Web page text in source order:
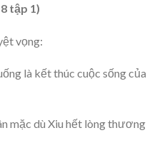
tập 1)
vọng:
là kết thúc cuộc sống của
mặc dù Xiu hết lòng thương